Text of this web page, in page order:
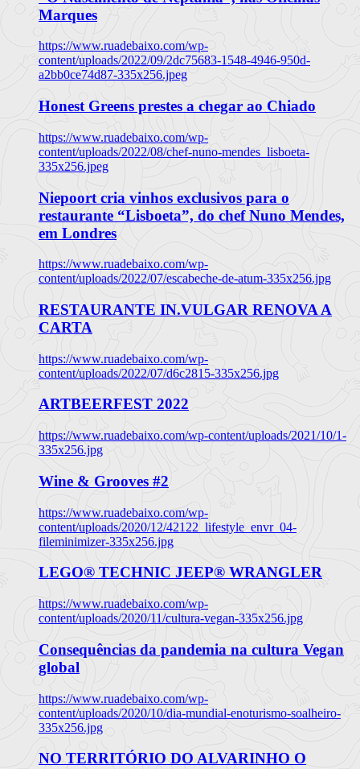
Marques
https://www.ruadebaixo.com/wp-
content/uploads/2022/09/2dc75683-1548-4946-950d-
a2bb0ce74d87-335x256.jpeg
Honest Greens prestes a chegar ao Chiado
https://www.ruadebaixo.com/wp-
content/uploads/2022/08/chef-nuno-mendes_lisboeta-
335x256.jpeg
Niepoort cria vinhos exclusivos para o
restaurante “Lisboeta”, do chef Nuno Mendes,
em Londres
https://www.ruadebaixo.com/wp-
content/uploads/2022/07/escabeche-de-atum-335x256.jpg
RESTAURANTE IN.VULGAR RENOVA A
CARTA
https://www.ruadebaixo.com/wp-
content/uploads/2022/07/d6c2815-335x256.jpg
ARTBEERFEST 2022
https://www.ruadebaixo.com/wp-content/uploads/2021/10/1-
335x256.jpg
Wine & Grooves #2
https://www.ruadebaixo.com/wp-
content/uploads/2020/12/42122_lifestyle_envr_04-
fileminimizer-335x256.jpg
LEGO® TECHNIC JEEP® WRANGLER
https://www.ruadebaixo.com/wp-
content/uploads/2020/11/cultura-vegan-335x256.jpg
Consequências da pandemia na cultura Vegan
global
https://www.ruadebaixo.com/wp-
content/uploads/2020/10/dia-mundial-enoturismo-soalheiro-
335x256.jpg
NO TERRITÓRIO DO ALVARINHO O